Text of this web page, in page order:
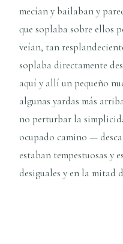
mecían y bailaban y
que soplaba sobre ellos
veían, tan
soplaba directamente
aquí y allí un pequeño
algunas yardas más
no perturbar la
ocupado camino —
estaban tempestuosas y
desiguales y en la mitad